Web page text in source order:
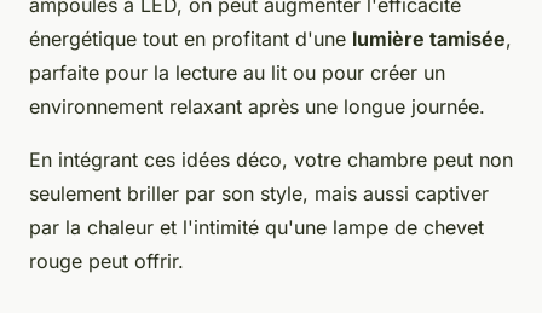
énergétique tout en profitant d'une lumière tamisée,
parfaite pour la lecture au lit ou pour créer un
environnement relaxant après une longue journée.
En intégrant ces idées déco, votre chambre peut non
seulement briller par son style, mais aussi captiver
par la chaleur et l'intimité qu'une lampe de chevet
rouge peut offrir.